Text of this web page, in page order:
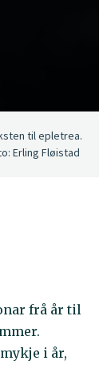
til epletrea.
Erling Fløistad
frå år til
i år,